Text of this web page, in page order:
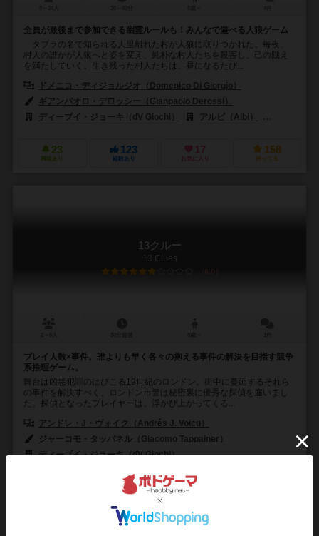
全員が最後まで参加できる幽霊ルールも！みんなで遊べる人狼ゲーム
タブラの名で知られる人里離れた村が人狼に取りつかれた。毎夜、
村人の誰かが人狼へと姿を変え、純朴な村人たちを殺害し、己の餓え
を満たしていく。生き残った村人たちは、昼になるたび...
ドメニコ・ディジョルジオ（Domenico Di Giorgio）
ギアンパオロ・デロッシー（Gianpaolo Derossi）
ディーブイ・ジョーキ（dV Giochi）
アルビ（Albi）
23
興味あり
123
経験あり
17
お気に入り
158
持ってる
13クルー
13 Clues
6.0
プレイ人数×事件。誰よりも早く各々の抱える事件の解決を目指す競争
系推理ゲーム。
舞台は凶悪犯罪のはびこる19世紀のロンドン。街中に蔓延するそれら
の事件を解決すべく、ロンドン市警は秘密裏に優秀な探偵を雇いまし
た。探偵となったプレイヤーは、浮かび上がってくる...
アンドレ・J・ヴォイク（Andrés J. Voicu）
ジャーコモ・タッパネル（Giacomo Tappainer）
ディーブイ・ジョーキ（dV Giochi）
69
経験あり